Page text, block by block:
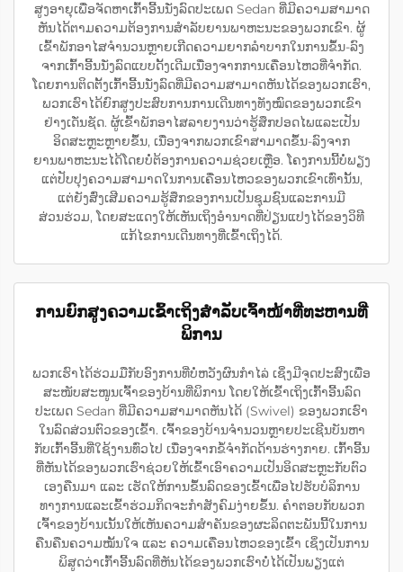
ສູງອາຍຸເພື່ອຈັດຫາເກົ້າອີ້ນນັ່ງລົດປະເພດ Sedan ທີ່ມີຄວາມສາມາດ
ຫັນໄດ້ຕາມຄວາມຕ້ອງການສຳລັບຍານພາຫະນະຂອງພວກເຂົາ. ຜູ້
ເຂົ້າພັກອາໄສຈຳນວນຫຼາຍເກີດຄວາມຍາກລຳບາກໃນການຂຶ້ນ-ລົງ
ຈາກເກົ້າອີ້ນນັ່ງລົດແບບດັ້ງເດີມເນື່ອງຈາກການເຄື່ອນໄຫວທີ່ຈຳກັດ.
ໂດຍການຕິດຕັ້ງເກົ້າອີ້ນນັ່ງລົດທີ່ມີຄວາມສາມາດຫັນໄດ້ຂອງພວກເຮົາ,
ພວກເຮົາໄດ້ຍົກສູງປະສົບການການເດີນທາງທັງໝົດຂອງພວກເຂົາ
ຢ່າງເດັ່ນຊັດ. ຜູ້ເຂົ້າພັກອາໄສລາຍງານວ່າຮູ້ສຶກປອດໄພແລະເປັນ
ອິດສະຫຼະຫຼາຍຂຶ້ນ, ເນື່ອງຈາກພວກເຂົາສາມາດຂຶ້ນ-ລົງຈາກ
ຍານພາຫະນະໄດ້ໂດຍບໍ່ຕ້ອງການຄວາມຊ່ວຍເຫຼືອ. ໂຄງການນີ້ບໍ່ພຽງ
ແຕ່ປັບປຸງຄວາມສາມາດໃນການເຄື່ອນໄຫວຂອງພວກເຂົາເທົ່ານັ້ນ,
ແຕ່ຍັງສົ່ງເສີມຄວາມຮູ້ສຶກຂອງການເປັນຊຸມຊົນແລະການມີ
ສ່ວນຮ່ວມ, ໂດຍສະແດງໃຫ້ເຫັນເຖິງອຳນາດທີ່ປ່ຽນແປງໄດ້ຂອງວິທີ
ແກ້ໄຂການເດີນທາງທີ່ເຂົ້າເຖິງໄດ້.
ການຍົກສູງຄວາມເຂົ້າເຖິງສຳລັບເຈົ້າໜ້າທີ່ທະຫານທີ່
ພິການ
ພວກເຮົາໄດ້ຮ່ວມມືກັບອົງການທີ່ບໍ່ຫວັງຜົນກຳໄລ່ ເຊິ່ງມີຈຸດປະສົງເພື່ອ
ສະໜັບສະໜູນເຈົ້າຂອງບ້ານທີ່ພິການ ໂດຍໃຫ້ເຂົ້າເຖິງເກົ້າອີ້ນລົດ
ປະເພດ Sedan ທີ່ມີຄວາມສາມາດຫັນໄດ້ (Swivel) ຂອງພວກເຮົາ
ໃນລົດສ່ວນຕົວຂອງເຂົ້າ. ເຈົ້າຂອງບ້ານຈຳນວນຫຼາຍປະເຊີນບັນຫາ
ກັບເກົ້າອີ້ນທີ່ໃຊ້ງານທົ່ວໄປ ເນື່ອງຈາກຂໍ້ຈຳກັດດ້ານຮ່າງກາຍ. ເກົ້າອີ້ນ
ທີ່ຫັນໄດ້ຂອງພວກເຮົາຊ່ວຍໃຫ້ເຂົ້າເອົາຄວາມເປັນອິດສະຫຼະກັບຕົວ
ເອງຄືນມາ ແລະ ເຮັດໃຫ້ການຂຶ້ນລົດຂອງເຂົ້າເພື່ອໄປຮັບບໍລິການ
ທາງການແລະເຂົ້າຮ່ວມກິດຈະກຳສັງຄົມງ່າຍຂຶ້ນ. ຄຳຕອບກັບພວກ
ເຈົ້າຂອງບ້ານເນັ້ນໃຫ້ເຫັນຄວາມສຳຄັນຂອງຜະລິດຕະພັນນີ້ໃນການ
ຄືນຄືນຄວາມໝັ້ນໃຈ ແລະ ຄວາມເຄື່ອນໄຫວຂອງເຂົ້າ ເຊິ່ງເປັນການ
ພິສູດວ່າເກົ້າອີ້ນລົດທີ່ຫັນໄດ້ຂອງພວກເຮົາບໍ່ໄດ້ເປັນພຽງແຕ່